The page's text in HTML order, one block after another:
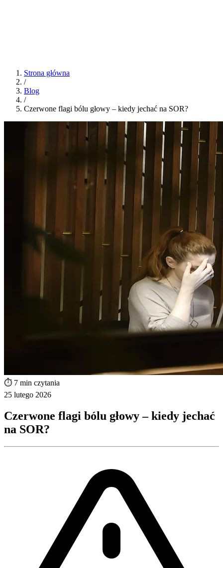
Strona główna
/
Blog
/
Czerwone flagi bólu głowy – kiedy jechać na SOR?
⏱️ 7 min czytania
25 lutego 2026
Czerwone flagi bólu głowy – kiedy jechać
na SOR?